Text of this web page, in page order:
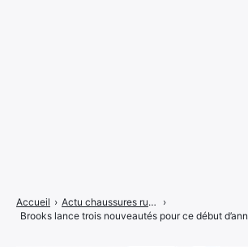
Accueil › Actu chaussures running
›
Brooks lance trois nouveautés pour ce début